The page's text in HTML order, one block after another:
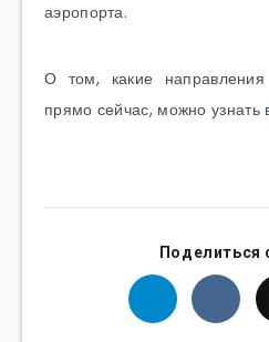
аэропорта.
О том, какие
прямо сейчас, можно узнать
Поделиться